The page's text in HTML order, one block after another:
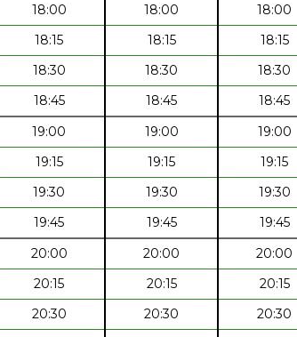
18:00
18:00 18:00
18:15
18:15 18:15
18:30
18:30 18:30
18:45
18:45 18:45
19:00
19:00 19:00
19:15
19:15 19:15
19:30
19:30 19:30
19:45
19:45 19:45
20:00
20:00 20:00
20:15
20:15 20:15
20:30
20:30 20:30